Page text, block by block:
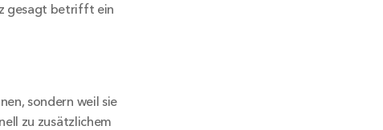
gesagt betrifft ein
sondern weil sie
zu zusätzlichem